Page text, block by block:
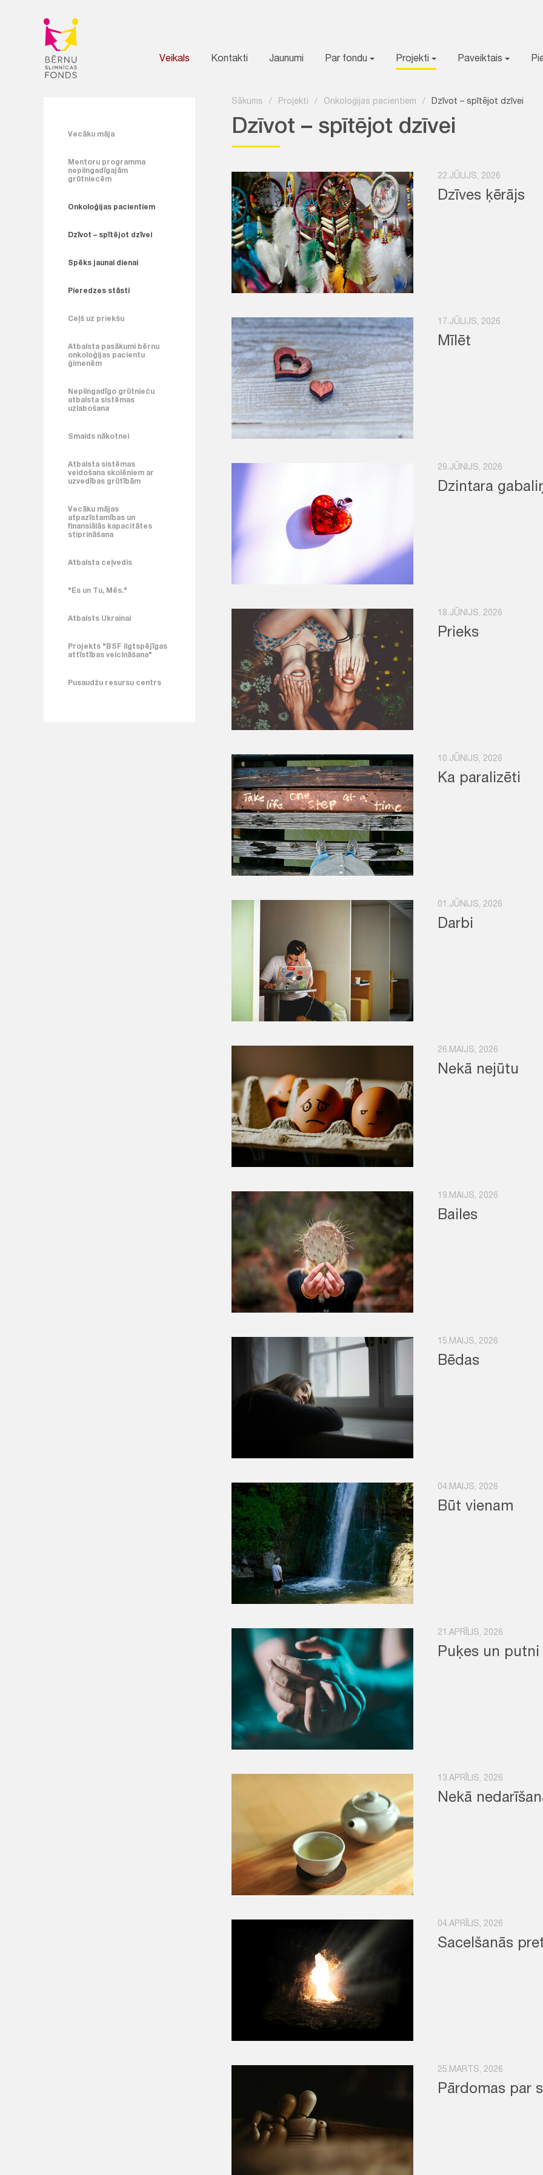
Veikals Kontakti Jaunumi Par fondu Projekti Paveiktais
Vecāku māja
Mentoru programma
nepilngadīgajām
grūtniecēm
Onkoloģijas pacientiem
Dzīvot – spītējot dzīvei
Spēks jaunai dienai
Pieredzes stāsti
Ceļš uz priekšu
Atbalsta pasākumi bērnu
onkoloģijas pacientu
ģimenēm
Nepilngadīgo grūtnieču
atbalsta sistēmas
uzlabošana
Smaids nākotnei
Atbalsta sistēmas
veidošana skolēniem ar
uzvedības grūtībām
Vecāku mājas
atpazīstamības un
finansiālās kapacitātes
stiprināšana
Atbalsta ceļvedis
"Es un Tu, Mēs."
Atbalsts Ukrainai
Projekts "BSF ilgtspējīgas
attīstības veicināšana"
Pusaudžu resursu centrs
Sākums / Projekti / Onkoloģijas pacientiem / Dzīvot – spītējot dzīvei
Dzīvot – spītējot dzīvei
22.JŪLIJS, 2026
Dzīves ķērājs
17.JŪLIJS, 2026
Mīlēt
29.JŪNIJS, 2026
Dzintara
18.JŪNIJS, 2026
Prieks
10.JŪNIJS, 2026
Ka paralizēti
01.JŪNIJS, 2026
Darbi
26.MAIJS, 2026
Nekā nejūtu
19.MAIJS, 2026
Bailes
15.MAIJS, 2026
Bēdas
04.MAIJS, 2026
Būt vienam
21.APRĪLIS, 2026
Puķes un putni
13.APRĪLIS, 2026
Nekā
04.APRĪLIS, 2026
Sacelšanās
25.MARTS, 2026
Pārdomas par